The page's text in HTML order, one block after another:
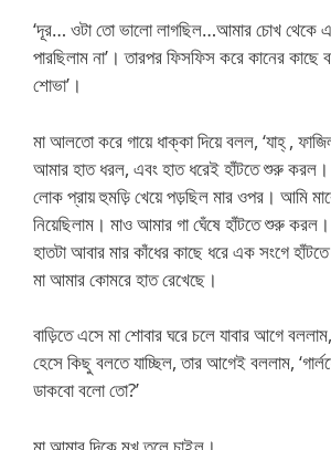
‘দূর… ওটা তো ভালো লাগছিল…আমার চোখ থেকে
পারছিলাম না’। তারপর ফিসফিস করে কানের কাছে
শোভা’।
মা আলতো করে গায়ে ধাক্কা দিয়ে বলল, ‘যাহ্‌ ,
আমার হাত ধরল, এবং হাত ধরেই হাঁটতে শুরু
লোক প্রায় হুমড়ি খেয়ে পড়ছিল মার ওপর। আমি
নিয়েছিলাম। মাও আমার গা ঘেঁষে হাঁটতে শুরু
হাতটা আবার মার কাঁধের কাছে ধরে এক সংগে
মা আমার কোমরে হাত রেখেছে।
বাড়িতে এসে মা শোবার ঘরে চলে যাবার আগে বললাম,
হেসে কিছু বলতে যাচ্ছিল, তার আগেই বললাম,
ডাকবো বলো তো?’